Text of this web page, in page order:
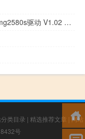
佳能mg2580s驱动 V1.02 官方版（佳能mg2580s驱动 V1.02 官方版功能简介）
类目录 | 精选推荐文章 |网站
号